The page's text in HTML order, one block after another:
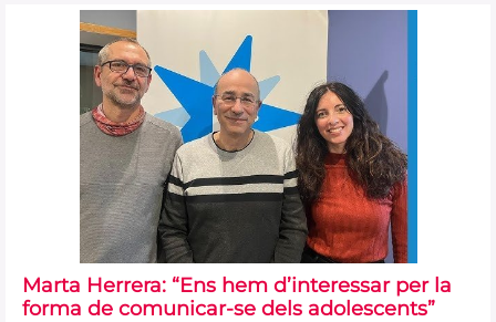
Marta Herrera: “Ens hem d’interessar per la
forma de comunicar-se dels adolescents”